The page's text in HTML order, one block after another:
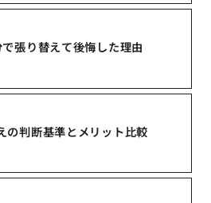
張り替えて後悔した理由
の判断基準とメリット比較